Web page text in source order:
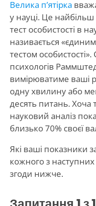
Велика п’ятірка
у науці. Це
тест особистості в
називається
тестом
психологів
вимірюватиме ваші
одну хвилину або
десять питань. Хоча
науковий аналіз
близько 70% своєї
Які ваші показники
кожного з наступних
згоди нижче.